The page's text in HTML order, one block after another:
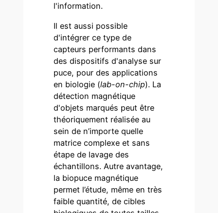
l'information.
Il est aussi possible
d'intégrer ce type de
capteurs performants dans
des dispositifs d'analyse sur
puce, pour des applications
en biologie (lab-on-chip). La
détection magnétique
d'objets marqués peut être
théoriquement réalisée au
sein de n’importe quelle
matrice complexe et sans
étape de lavage des
échantillons. Autre avantage,
la biopuce magnétique
permet l’étude, même en très
faible quantité, de cibles